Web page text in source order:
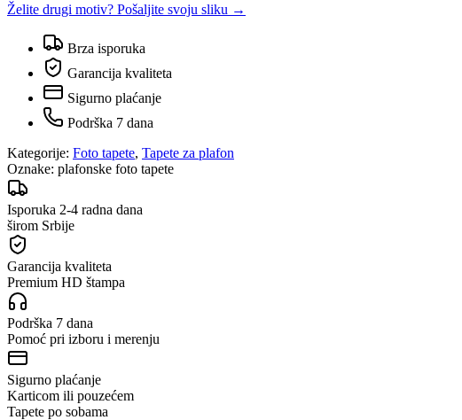
Želite drugi motiv? Pošaljite svoju sliku →
Brza isporuka
Garancija kvaliteta
Sigurno plaćanje
Podrška 7 dana
Kategorije: Foto tapete, Tapete za plafon
Oznake: plafonske foto tapete
Isporuka 2-4 radna dana
širom Srbije
Garancija kvaliteta
Premium HD štampa
Podrška 7 dana
Pomoć pri izboru i merenju
Sigurno plaćanje
Karticom ili pouzećem
Tapete po sobama